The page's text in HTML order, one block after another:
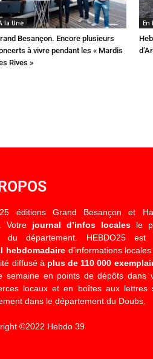
la Une
Besançon. Encore plusieurs
à vivre pendant les « Mardis
Rives »
En
éditions Grand Besançon et
Votre journal d’infos localesle
du département. HEBDO25 est
hebdomadaired’informations
diffusé à plus de 110 000
semaine en points de dépôts dans
locaux et en boîtes aux lettres
dans le département du Doubs.
©2022 Hebdo 39